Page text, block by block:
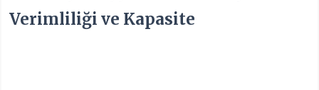
Verimliliği ve Kapasite